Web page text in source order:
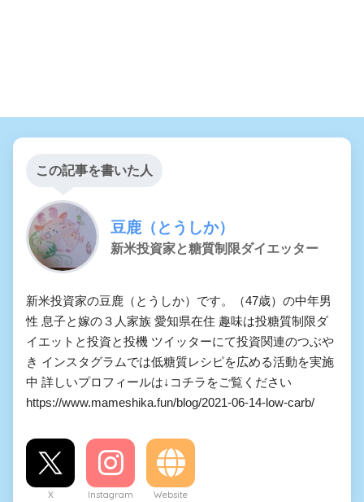
この記事を書いた人
豆鹿（とうしか）
新米投資家と糖質制限ダイエッター
新米投資家の豆鹿（とうしか）です。（47歳）の中年男
性 息子と嫁の３人家族 愛知県在住 趣味は投糖質制限ダ
イエットと投資と投機 ツイッターにて投資関連のつぶや
き インスタグラムでは低糖質レシピを広める活動を実施
中 詳しいプロフィールは↓コチラをご覧ください
https://www.mameshika.fun/blog/2021-06-14-low-carb/
X Instagram Website